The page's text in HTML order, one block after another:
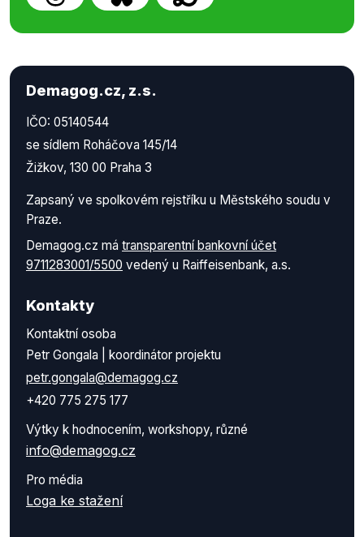
Demagog.cz, z.s.
IČO: 05140544
se sídlem Roháčova 145/14
Žižkov, 130 00 Praha 3
Zapsaný ve spolkovém rejstříku u Městského soudu v
Praze.
Demagog.cz má transparentní bankovní účet
9711283001/5500 vedený u Raiffeisenbank, a.s.
Kontakty
Kontaktní osoba
Petr Gongala | koordinátor projektu
petr.gongala@demagog.cz
+420 775 275 177
Výtky k hodnocením, workshopy, různé
info@demagog.cz
Pro média
Loga ke stažení